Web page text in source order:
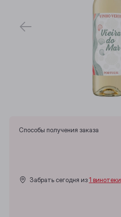
Способы получения заказа
Забрать сегодня из 1 винотеки